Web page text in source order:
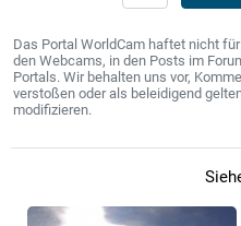
Das Portal WorldCam haftet nicht
den Webcams, in den Posts im
Portals. Wir behalten uns vor,
verstoßen oder als beleidigend
modifizieren.